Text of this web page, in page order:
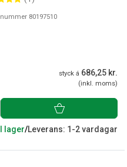
80197510
styck á 686,25 kr.
(inkl. moms)
I lager/Leverans: 1-2 vardagar